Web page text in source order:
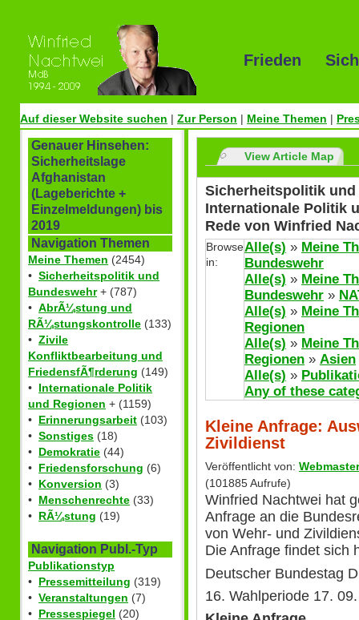
Frieden
Auf dieser Website suchen | Zur Person | Meine Themen |
Genauer Hinsehen:
Sicherheitslage
Afghanistan
(Lageberichte +
Einzelmeldungen) bis
2019
Navigation Themen
Meine Themen (2454)
• Sicherheitspolitik und
Bundeswehr+ (787)
• AbrÃ¼stung und
RÃ¼stungskontrolle (133)
• Zivile
Konfliktbearbeitung und
FriedensfÃ¶rderung (149)
• Internationale Politik
und Regionen + (1159)
• Erinnerungsarbeit (103)
• Sonstiges (18)
• Demokratie (44)
• Friedensforschung (6)
• Konversion (3)
• Menschenrechte (33)
• RÃ¼stung (19)
Navigation Publ.-Typ
Publikationstyp
• Pressemitteilung (319)
• Veranstaltungen (7)
• Pressespiegel (20)
View Article Map
Sicherheitspolitik und
Internationale Politik
Rede von Winfried
Browse
in:
Alle(s) » Meine
Bundeswehr
Alle(s) » Meine
Bundeswehr »
Alle(s) » Meine
Regionen
Alle(s) » Meine
Regionen » Asien
Alle(s) »
Any of these
Kleine Anfrage:
Zivildienst
Veröffentlicht von: Webmaster
(101885 Aufrufe)
Winfried Nachtwei hat
Anfrage an die
von Wehr- und
Die Anfrage findet sich
Deutscher Bundestag
16. Wahlperiode 17.